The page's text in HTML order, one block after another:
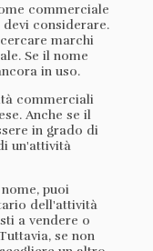
commerciale
devi considerare.
marchi
Se il nome
in uso.
commerciali
Anche se il
in grado di
un'attività
puoi
dell'attività
a vendere o
se non